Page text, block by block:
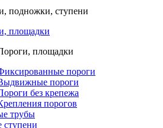
подножки, ступени
площадки
площадки
пороги
пороги
без крепежа
порогов
трубы
ступени